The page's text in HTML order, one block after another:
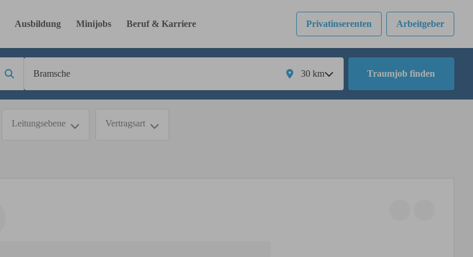
Ausbildung Minijobs Beruf & Karriere Privatinserenten Arbeitgeber
30km Traumjob finden
Leitungsebene Vertragsart